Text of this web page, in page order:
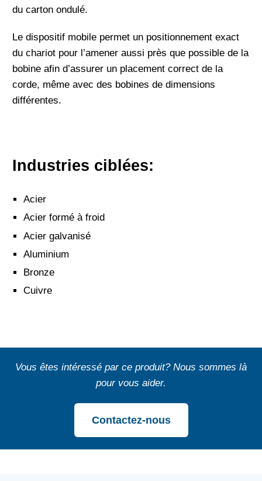
du carton ondulé.
Le dispositif mobile permet un positionnement exact
du chariot pour l’amener aussi près que possible de la
bobine afin d’assurer un placement correct de la
corde, même avec des bobines de dimensions
différentes.
Industries ciblées:
Acier
Acier formé à froid
Acier galvanisé
Aluminium
Bronze
Cuivre
Vous êtes intéressé par ce produit? Nous sommes là
pour vous aider.
Contactez-nous